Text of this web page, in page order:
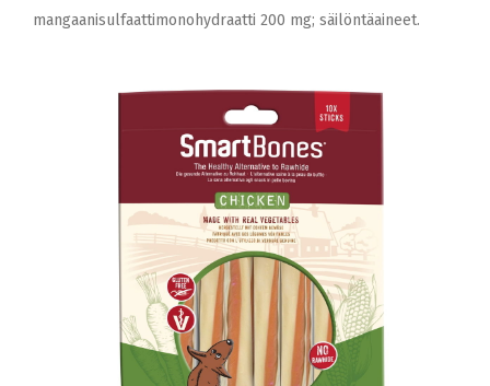
mangaanisulfaattimonohydraatti 200 mg; säilöntäaineet.